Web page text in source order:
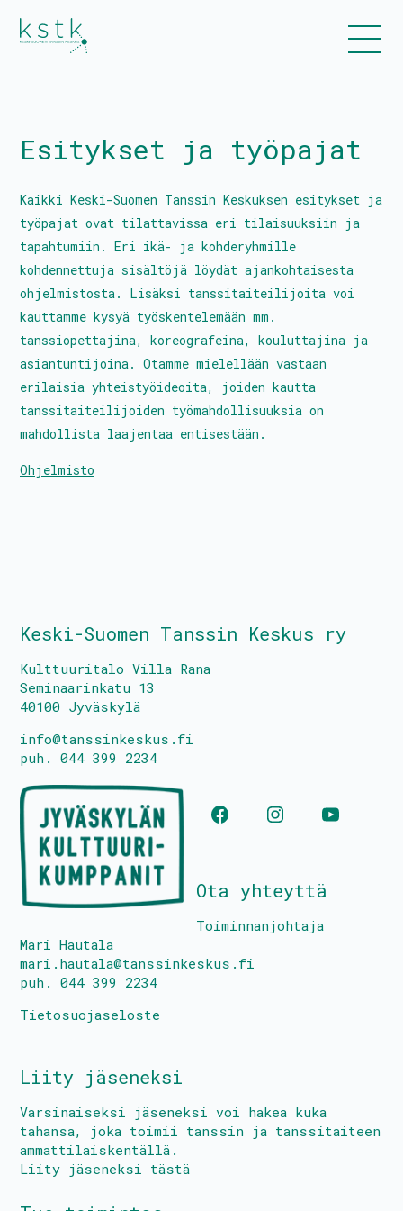
Kalenteri
Ohjelmisto
Uutiset
Esitykset ja työpajat
Tanssiinkutsu-yleisötyökonsepti
Tanssitaiteilijat
Avustukset
Palkkatilauslomake
Liity jäseneksi
Hallitus
Tietoa toiminnasta
Media
Kestävyyssuunitelma
Kulttuuritalo Villa Rana
arvo- ja yhdenvertaisuussuunnitelma
Turvallisemman tilan periaatteet
Esitykset ja työpajat
Kaikki Keski-Suomen Tanssin Keskuksen esitykset ja
työpajat ovat tilattavissa eri tilaisuuksiin ja
tapahtumiin. Eri ikä- ja kohderyhmille
kohdennettuja sisältöjä löydät ajankohtaisesta
ohjelmistosta. Lisäksi tanssitaiteilijoita voi
kauttamme kysyä työskentelemään mm.
tanssiopettajina, koreografeina, kouluttajina ja
asiantuntijoina. Otamme mielellään vastaan
erilaisia yhteistyöideoita, joiden kautta
tanssitaiteilijoiden työmahdollisuuksia on
mahdollista laajentaa entisestään.
Ohjelmisto
Keski-Suomen Tanssin Keskus ry
Kulttuuritalo Villa Rana
Seminaarinkatu 13
40100 Jyväskylä
info@tanssinkeskus.fi
puh. 044 399 2234
Ota yhteyttä
Toiminnanjohtaja
Mari Hautala
mari.hautala@tanssinkeskus.fi
puh. 044 399 2234
Tietosuojaseloste
Liity jäseneksi
Varsinaiseksi jäseneksi voi hakea kuka
tahansa, joka toimii tanssin ja tanssitaiteen
ammattilaiskentällä.
Liity jäseneksi tästä